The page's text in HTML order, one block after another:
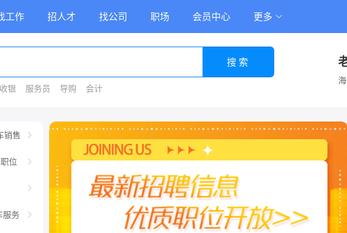
工作 招人才 找公司 职场 会员中心 更多
搜 索
收银 服务员 导购 会计
销售
位
服务